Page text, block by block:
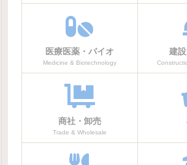
医療医薬・バイオ
Medicine & Biotechnology
建
商社・卸売
Trade & Wholesale